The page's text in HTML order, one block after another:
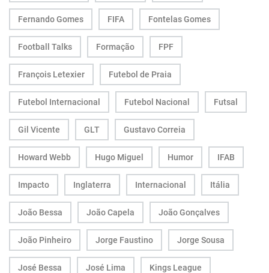
Fernando Gomes FIFA Fontelas Gomes
Football Talks Formação FPF
François Letexier Futebol de Praia
Futebol Internacional Futebol Nacional Futsal
Gil Vicente GLT Gustavo Correia
Howard Webb Hugo Miguel Humor IFAB
Impacto Inglaterra Internacional Itália
João Bessa João Capela João Gonçalves
João Pinheiro Jorge Faustino Jorge Sousa
José Bessa José Lima Kings League